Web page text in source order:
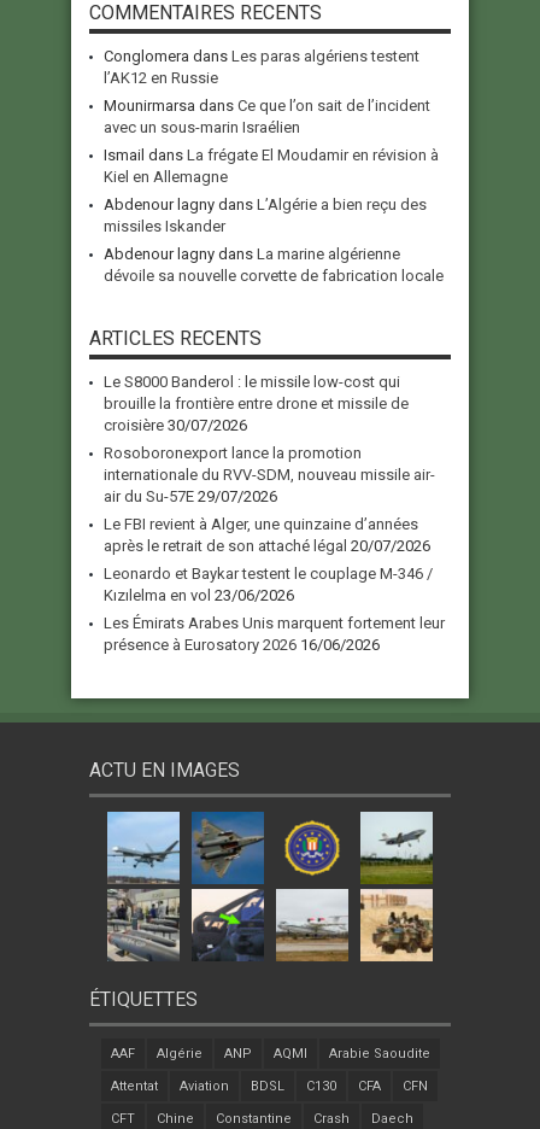
COMMENTAIRES RECENTS
Conglomera dans Les paras algériens testent
l’AK12 en Russie
Mounirmarsa dans Ce que l’on sait de l’incident
avec un sous-marin Israélien
Ismail dans La frégate El Moudamir en révision à
Kiel en Allemagne
Abdenour lagny dans L’Algérie a bien reçu des
missiles Iskander
Abdenour lagny dans La marine algérienne
dévoile sa nouvelle corvette de fabrication locale
ARTICLES RECENTS
Le S8000 Banderol : le missile low-cost qui
brouille la frontière entre drone et missile de
croisière 30/07/2026
Rosoboronexport lance la promotion
internationale du RVV-SDM, nouveau missile air-
air du Su-57E 29/07/2026
Le FBI revient à Alger, une quinzaine d’années
après le retrait de son attaché légal 20/07/2026
Leonardo et Baykar testent le couplage M-346 /
Kızılelma en vol 23/06/2026
Les Émirats Arabes Unis marquent fortement leur
présence à Eurosatory 2026 16/06/2026
ACTU EN IMAGES
ÉTIQUETTES
AAF Algérie ANP AQMI Arabie Saoudite
Attentat Aviation BDSL C130 CFA CFN
CFT Chine Constantine Crash Daech